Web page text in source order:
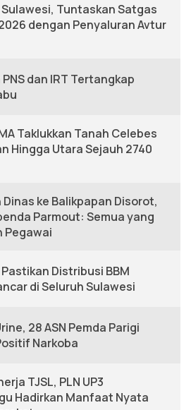
Tuntaskan Satgas
dengan Penyaluran Avtur
dan IRT Tertangkap
Taklukkan Tanah Celebes
Hingga Utara Sejauh 2740
ke Balikpapan Disorot,
Parmout: Semua yang
Pegawai
Distribusi BBM
di Seluruh Sulawesi
28 ASN Pemda Parigi
Narkoba
TJSL, PLN UP3
Hadirkan Manfaat Nyata